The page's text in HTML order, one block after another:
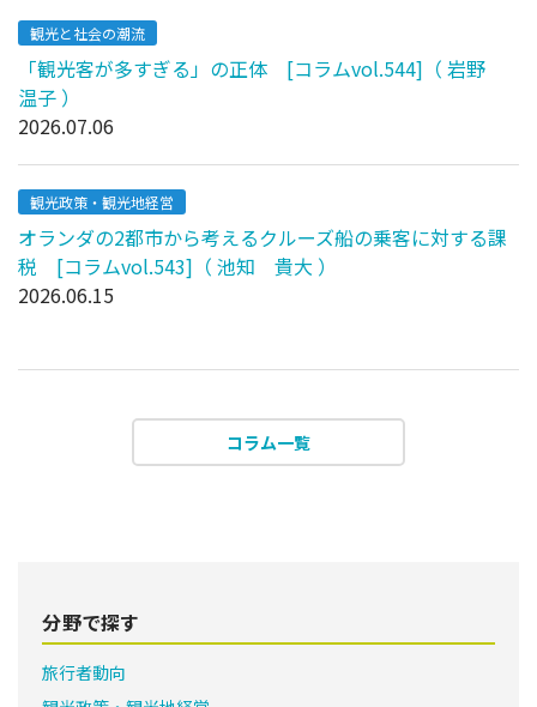
観光と社会の潮流
「観光客が多すぎる」の正体 [コラムvol.544]（ 岩野
温子 ）
2026.07.06
観光政策・観光地経営
オランダの2都市から考えるクルーズ船の乗客に対する課
税 [コラムvol.543]（ 池知 貴大 ）
2026.06.15
コラム一覧
分野で探す
旅行者動向